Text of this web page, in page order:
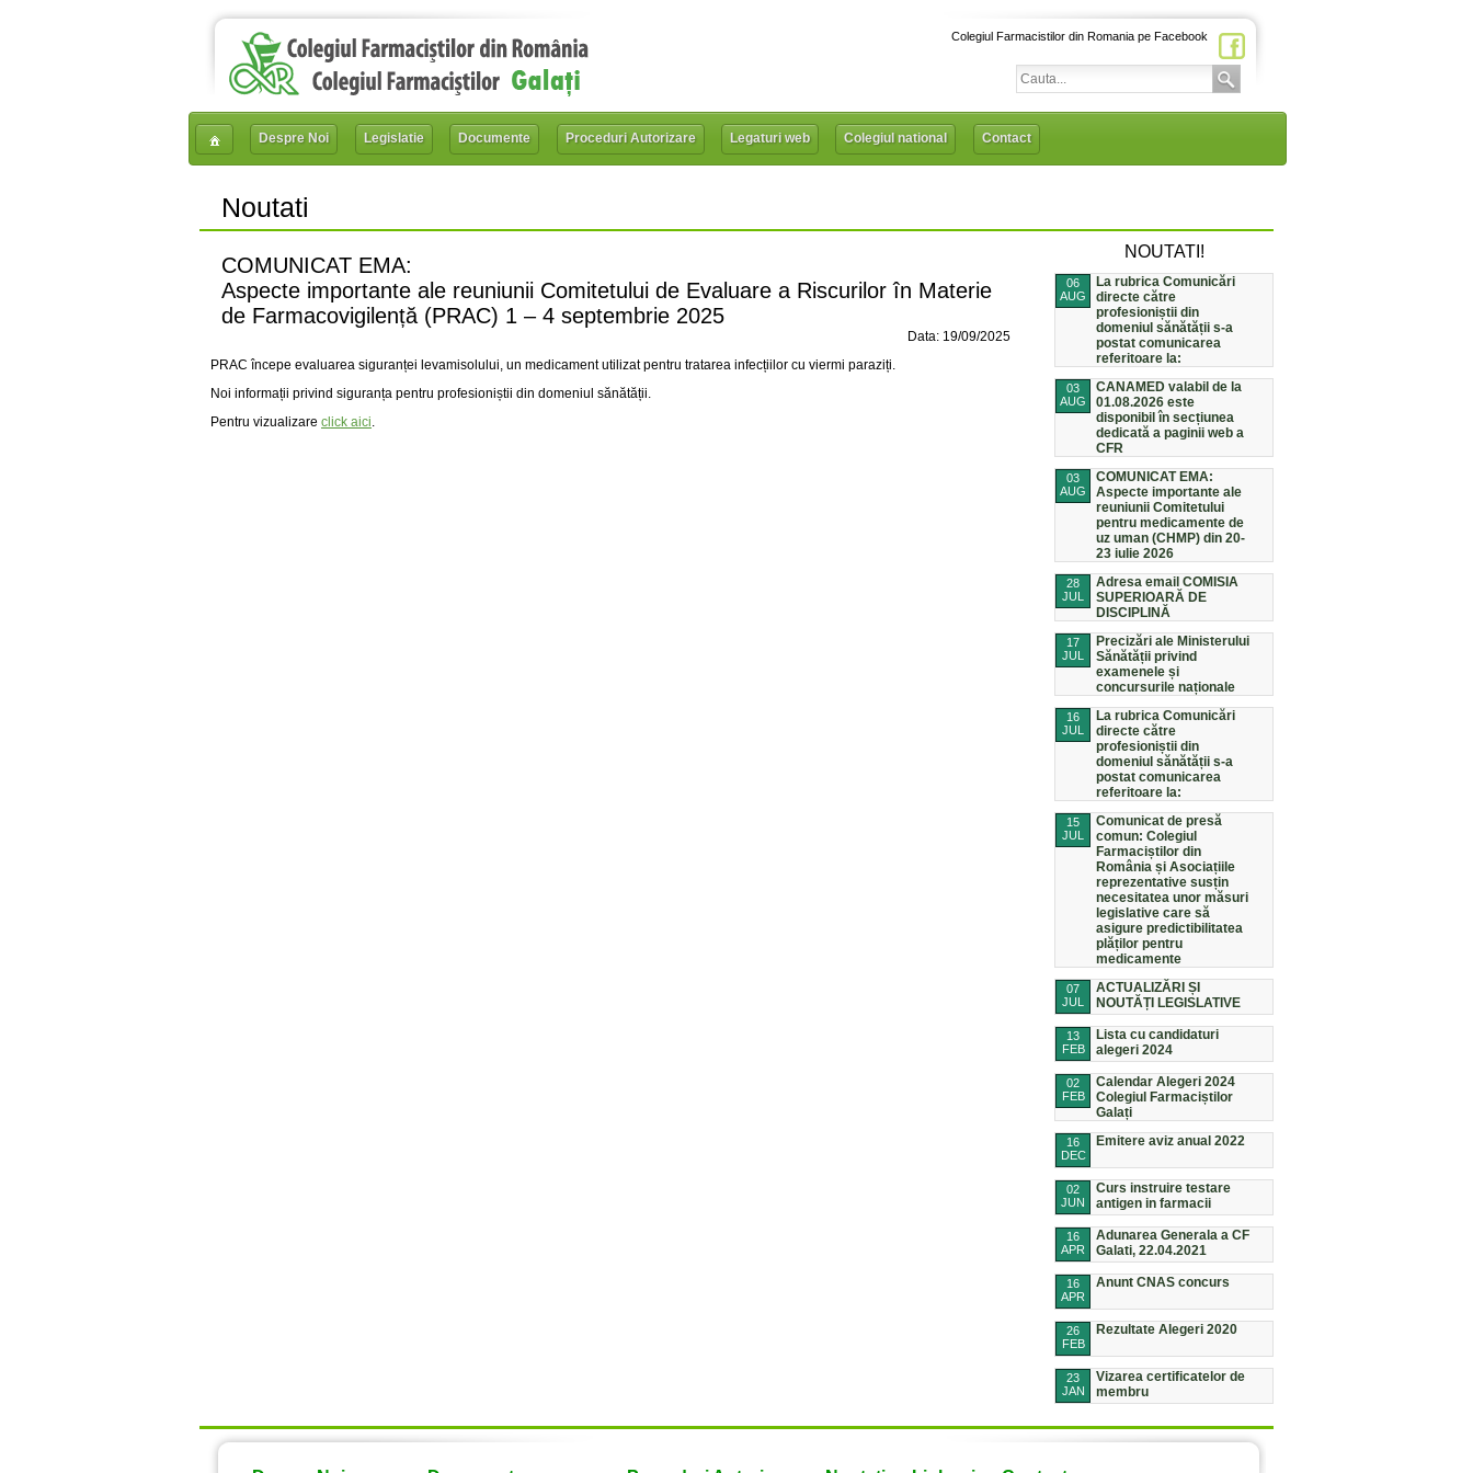
Colegiul Farmacistilor din Romania pe Facebook
Despre Noi Legislatie Documente Proceduri Autorizare Legaturi web Colegiul national Contact
Noutati
COMUNICAT EMA:
Aspecte importante ale reuniunii Comitetului de Evaluare a Riscurilor în Materie
de Farmacovigilență (PRAC) 1 – 4 septembrie 2025
Data: 19/09/2025
PRAC începe evaluarea siguranței levamisolului, un medicament utilizat pentru tratarea infecțiilor cu viermi paraziți.
Noi informații privind siguranța pentru profesioniștii din domeniul sănătății.
Pentru vizualizare click aici.
NOUTATI!
06
AUG
La rubrica Comunicări
directe către
profesioniștii din
domeniul sănătății s-a
postat comunicarea
referitoare la:
03
AUG
CANAMED valabil de la
01.08.2026 este
disponibil în secțiunea
dedicată a paginii web a
CFR
03
AUG
COMUNICAT EMA:
Aspecte importante ale
reuniunii Comitetului
pentru medicamente de
uz uman (CHMP) din 20-
23 iulie 2026
28
JUL
Adresa email COMISIA
SUPERIOARĂ DE
DISCIPLINĂ
17
JUL
Precizări ale Ministerului
Sănătății privind
examenele și
concursurile naționale
16
JUL
La rubrica Comunicări
directe către
profesioniștii din
domeniul sănătății s-a
postat comunicarea
referitoare la:
15
JUL
Comunicat de presă
comun: Colegiul
Farmaciștilor din
România și Asociațiile
reprezentative susțin
necesitatea unor măsuri
legislative care să
asigure predictibilitatea
plăților pentru
medicamente
07
JUL
ACTUALIZĂRI ȘI
NOUTĂȚI LEGISLATIVE
13
FEB
Lista cu candidaturi
alegeri 2024
02
FEB
Calendar Alegeri 2024
Colegiul Farmaciștilor
Galați
16
DEC
Emitere aviz anual 2022
02
JUN
Curs instruire testare
antigen in farmacii
16
APR
Adunarea Generala a CF
Galati, 22.04.2021
16
APR
Anunt CNAS concurs
26
FEB
Rezultate Alegeri 2020
23
JAN
Vizarea certificatelor de
membru